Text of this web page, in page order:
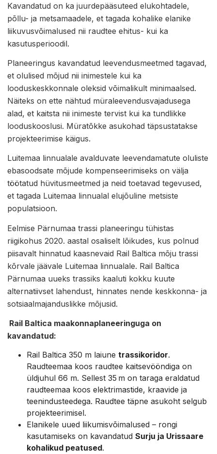
Kavandatud on ka juurdepääsuteed elukohtadele,
põllu- ja metsamaadele, et tagada kohalike elanike
liikuvusvõimalused nii raudtee ehitus- kui ka
kasutusperioodil.
Planeeringus kavandatud leevendusmeetmed tagavad,
et olulised mõjud nii inimestele kui ka
looduskeskkonnale oleksid võimalikult minimaalsed.
Näiteks on ette nähtud müraleevendusvajadusega
alad, et kaitsta nii inimeste tervist kui ka tundlikke
looduskooslusi. Müratõkke asukohad täpsustatakse
projekteerimise käigus.
Luitemaa linnualale avalduvate leevendamatute oluliste
ebasoodsate mõjude kompenseerimiseks on välja
töötatud hüvitusmeetmed ja neid toetavad tegevused,
et tagada Luitemaa linnualal elujõuline metsiste
populatsioon.
Eelmise Pärnumaa trassi planeeringu tühistas
riigikohus 2020. aastal osaliselt lõikudes, kus polnud
piisavalt hinnatud kaasnevaid Rail Baltica mõju trassi
kõrvale jäävale Luitemaa linnualale. Rail Baltica
Pärnumaa uueks trassiks kaaluti kokku kuute
alternatiivset lahendust, hinnates nende keskkonna- ja
sotsiaalmajanduslikke mõjusid.
Rail Baltica maakonnaplaneeringuga on
kavandatud:
Rail Baltica 350 m laiune trassikoridor.
Raudteemaa koos raudtee kaitsevööndiga on
üldjuhul 66 m. Sellest 35 m on taraga eraldatud
raudteemaa koos elektrimastide, kraavide ja
teenindusteedega. Raudtee täpne asukoht selgub
projekteerimisel​.
Elanikele uued liikumisvõimalused – rongi
kasutamiseks on kavandatud Surju ja Urissaare
kohalikud peatused.